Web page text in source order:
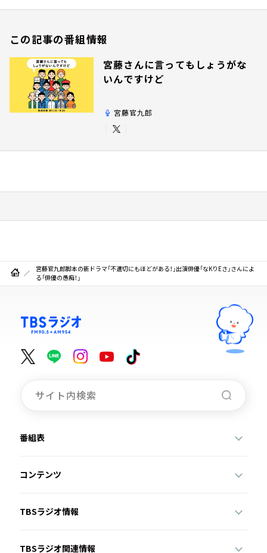
この記事の番組情報
宮藤さんに言ってもしょうがな
いんですけど
宮藤官九郎
宮藤官九郎脚本の新ドラマ「不適切にもほどがある！」出演俳優「なKりEさ」さんによ
る「俳優の愚痴！」
番組表
コンテンツ
TBSラジオ情報
TBSラジオ関連情報